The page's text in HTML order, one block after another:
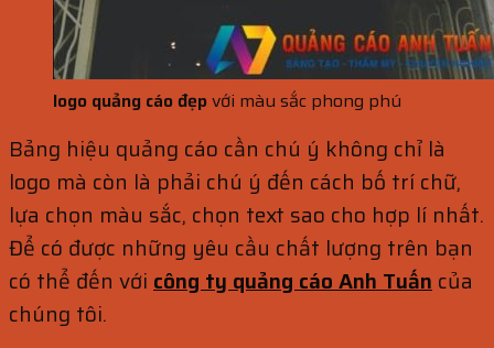
logo quảng cáo đẹpvới màu sắc phong phú
Bảng hiệu quảng cáo cần chú ý không chỉ là
logo mà còn là phải chú ý đến cách bố trí chữ,
lựa chọn màu sắc, chọn text sao cho hợp lí nhất.
Để có được những yêu cầu chất lượng trên bạn
có thể đến với công ty quảng cáo Anh Tuấn của
chúng tôi.